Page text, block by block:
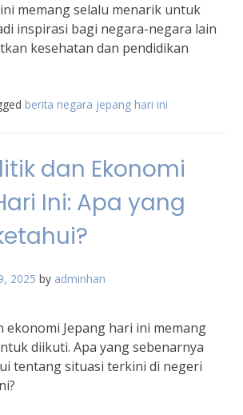
memang selalu menarik untuk
inspirasi bagi negara-negara lain
kesehatan dan pendidikan
berita negara jepang hari ini
dan Ekonomi
Ini: Apa yang
2025 by adminhan
ekonomi Jepang hari ini memang
diikuti. Apa yang sebenarnya
tentang situasi terkini di negeri